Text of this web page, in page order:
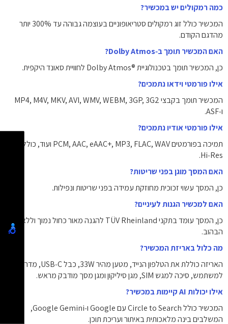
כמה רמקולים יש במכשיר?
המכשיר כולל זוג רמקולים סטריאופוניים בעוצמה גבוהה עד ‎300%‎ יותר
מהדגם הקודם.
האם המכשיר תומך ב‑Dolby Atmos?
כן, המכשיר תומך בטכנולוגיית ‎Dolby Atmos®‎ לחוויית סאונד היקפית.
אילו פורמטי וידאו נתמכים?
המכשיר תומך בקבצי ‎MP4‎, ‎M4V‎, ‎MKV‎, ‎AVI‎, ‎WMV‎, ‎WEBM‎, ‎3GP‎, ‎3G2‎
ו‑‎ASF‎.
אילו פורמטי אודיו נתמכים?
תמיכה בפורמטים ‎PCM‎, ‎AAC‎, ‎eAAC+‎, ‎MP3‎, ‎FLAC‎, ‎WAV‎ ועוד, כולל תקן
‎Hi‑Res‎.
האם המסך מוגן בפני שריטות?
כן, המסך עשוי זכוכית מחוזקת עמידה בפני שריטות ונפילות.
האם למכשיר הגנות לעיניים?
כן, המסך עומד בתקני TÜV Rheinland להגנה מאור כחול נמוך וללא
הבהוב.
מה כלול באריזת המכשיר?
האריזה כוללת את הטלפון הנייד, מטען מהיר ‎33W‎, כבל ‎USB‑C‎, מדריך
למשתמש, סיכה למגש SIM, מגן סיליקון ומגן מסך מודבק מראש.
אילו יכולות AI קיימות במכשיר?
המכשיר כולל Circle to Search עם Google ו‑Google Gemini,
המשלבים בינה מלאכותית באיתור ועריכת תוכן.